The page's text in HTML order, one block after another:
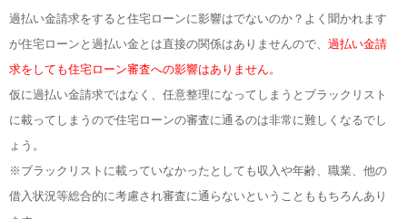
過払い金請求をすると住宅ローンに影響はでないのか？よく聞かれます
が住宅ローンと過払い金とは直接の関係はありませんので、 過払い金請
求をしても住宅ローン審査への影響はありません。
仮に過払い金請求ではなく、任意整理になってしまうとブラックリスト
に載ってしまうので住宅ローンの審査に通るのは非常に難しくなるでし
ょう。
※ブラックリストに載っていなかったとしても収入や年齢、職業、他の
借入状況等総合的に考慮され審査に通らないということももちろんあり